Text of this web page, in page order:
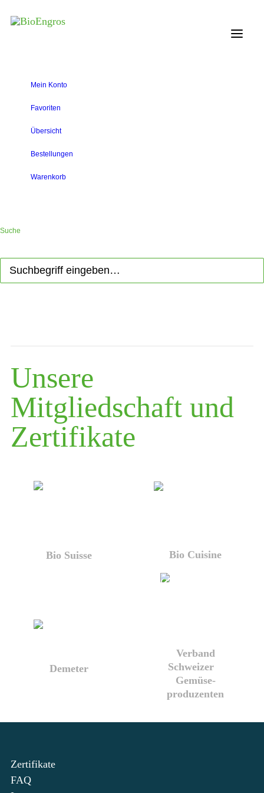
Mein Konto
Favoriten
Übersicht
Bestellungen
Warenkorb
Suche
Unsere
Mitgliedschaft und
Zertifikate
Bio Suisse Bio Cuisine
Demeter
Verband
Schweizer
Gemüse­
produzenten
Zertifikate
FAQ